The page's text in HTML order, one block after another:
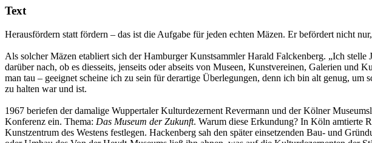
Text
Herausfördern statt fördern – das ist die Aufgabe für jeden echten Mäzen. Er befördert nicht
Als solcher Mäzen etabliert sich der Hamburger Kunstsammler Harald Falckenberg. „Ich
darüber nach, ob es diesseits, jenseits oder abseits von Museen, Kunstvereinen, Galerien und
man tau – geeignet scheine ich zu sein für derartige Überlegungen, denn ich bin alt genug,
zu halten war und ist.
1967 beriefen der damalige Wuppertaler Kulturdezernent Revermann und der Kölner
Konferenz ein. Thema: Das Museum der Zukunft. Warum diese Erkundung? In Köln amtierte
Kunstzentrum des Westens festlegen. Hackenberg sah den später einsetzenden Bau- und